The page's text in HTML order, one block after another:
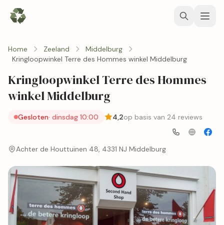
Home Zeeland
Middelburg
Kringloopwinkel Terre des Hommes winkel Middelburg
Kringloopwinkel Terre des Hommes
winkel Middelburg
Gesloten· dinsdag 10:00 4,2op basis van 24 reviews
Achter de Houttuinen 48, 4331 NJ Middelburg